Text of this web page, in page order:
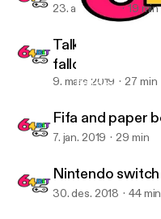
Red dead 2
23. april 2019 19 min
Talking about
fallout 76 and
9. mars 2019 27 min
Fifa and paper
7. jan. 2019 29 min
Nintendo
30. des. 2018 44 min